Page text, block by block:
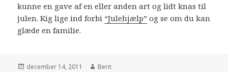
kunne en gave af en eller anden art og lidt knas til
julen. Kig lige ind forbi “Julehjælp” og se om du kan
glæde en familie.
december 14, 2011 Berit